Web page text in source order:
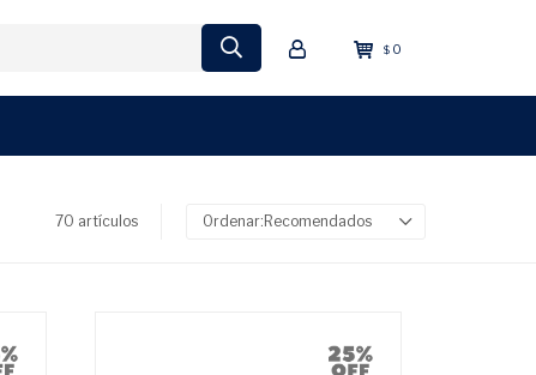
$ 0
70 artículos Recomendados